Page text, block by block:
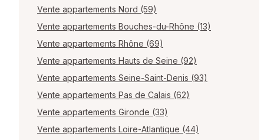
Vente appartements Nord (59)
Vente appartements Bouches-du-Rhône (13)
Vente appartements Rhône (69)
Vente appartements Hauts de Seine (92)
Vente appartements Seine-Saint-Denis (93)
Vente appartements Pas de Calais (62)
Vente appartements Gironde (33)
Vente appartements Loire-Atlantique (44)